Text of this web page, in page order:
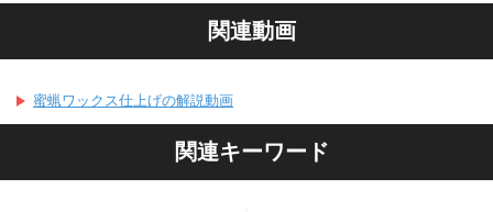
関連動画
蜜蝋ワックス仕上げの解説動画
関連キーワード